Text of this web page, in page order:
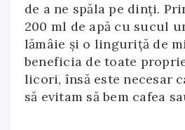
de a ne spăla pe dinți.
200 ml de apă cu sucul
lămâie și o linguriță de
beneficia de toate
licori, însă este necesar
să evitam să bem cafea